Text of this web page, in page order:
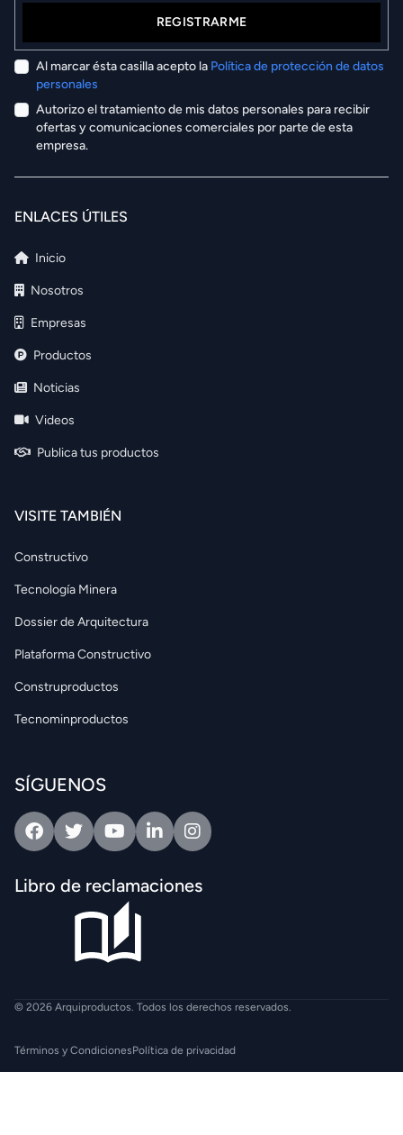
REGISTRARME
Al marcar ésta casilla acepto la Política de protección de datos
personales
Autorizo el tratamiento de mis datos personales para recibir
ofertas y comunicaciones comerciales por parte de esta
empresa.
ENLACES ÚTILES
Inicio
Nosotros
Empresas
Productos
Noticias
Videos
Publica tus productos
VISITE TAMBIÉN
Constructivo
Tecnología Minera
Dossier de Arquitectura
Plataforma Constructivo
Construproductos
Tecnominproductos
SÍGUENOS
FacebookTwitterYoutubeLinkedinIntagram
Libro de reclamaciones
© 2026 Arquiproductos. Todos los derechos reservados.
Términos y CondicionesPolítica de privacidad